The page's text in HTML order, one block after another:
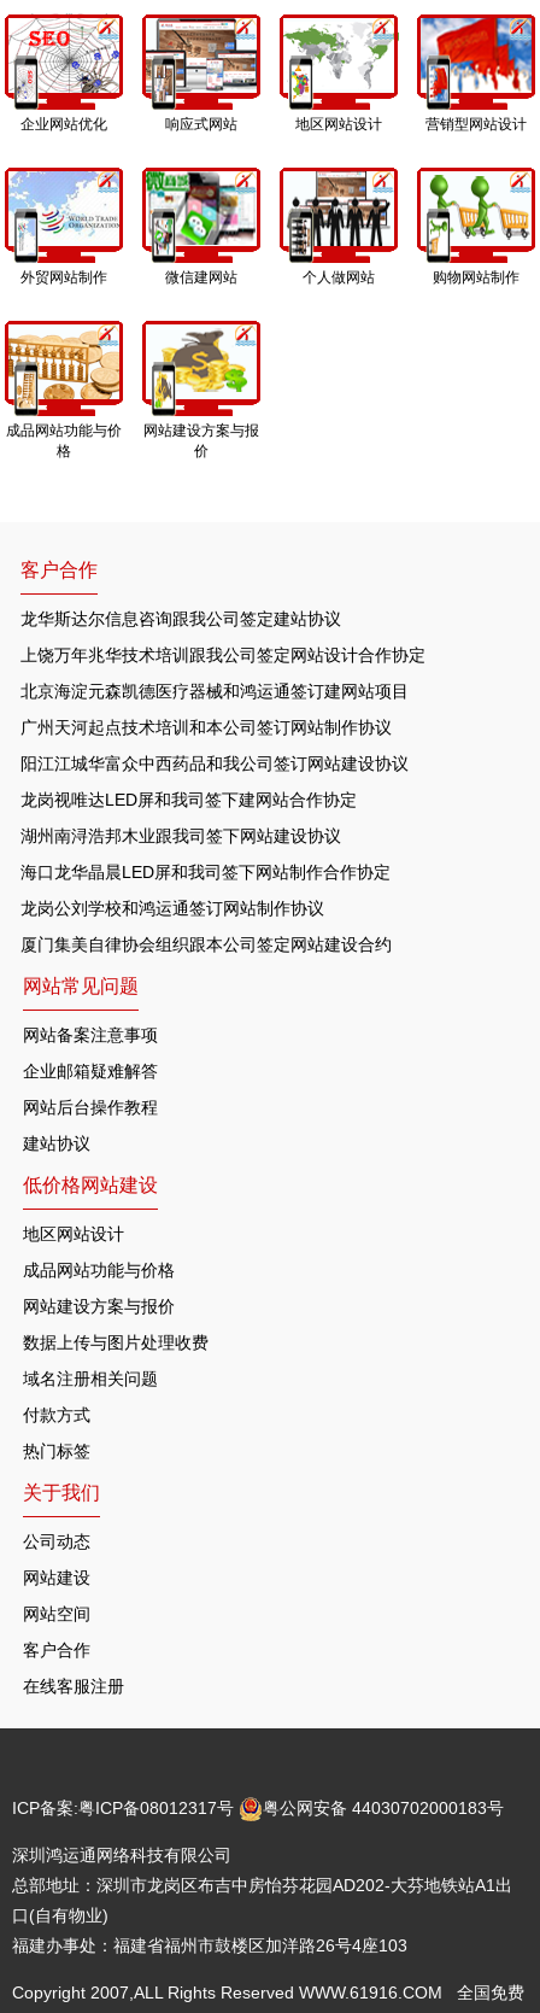
企业网站优化 响应式网站 地区网站设计 营销型网站设计
外贸网站制作 微信建网站 个人做网站 购物网站制作
成品网站功能与价
格
网站建设方案与报
价
客户合作
龙华斯达尔信息咨询跟我公司签定建站协议
上饶万年兆华技术培训跟我公司签定网站设计合作协定
北京海淀元森凯德医疗器械和鸿运通签订建网站项目
广州天河起点技术培训和本公司签订网站制作协议
阳江江城华富众中西药品和我公司签订网站建设协议
龙岗视唯达LED屏和我司签下建网站合作协定
湖州南浔浩邦木业跟我司签下网站建设协议
海口龙华晶晨LED屏和我司签下网站制作合作协定
龙岗公刘学校和鸿运通签订网站制作协议
厦门集美自律协会组织跟本公司签定网站建设合约
网站常见问题
网站备案注意事项
企业邮箱疑难解答
网站后台操作教程
建站协议
低价格网站建设
地区网站设计
成品网站功能与价格
网站建设方案与报价
数据上传与图片处理收费
域名注册相关问题
付款方式
热门标签
关于我们
公司动态
网站建设
网站空间
客户合作
在线客服注册
ICP备案:粤ICP备08012317号 粤公网安备 44030702000183号
深圳鸿运通网络科技有限公司
总部地址：深圳市龙岗区布吉中房怡芬花园AD202-大芬地铁站A1出
口(自有物业)
福建办事处：福建省福州市鼓楼区加洋路26号4座103
Copyright 2007,ALL Rights Reserved WWW.61916.COM 全国免费